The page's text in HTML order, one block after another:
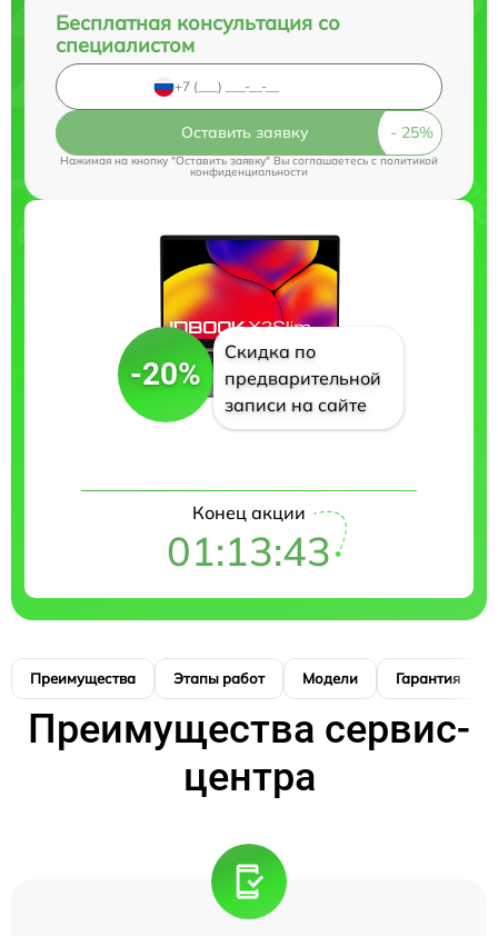
Бесплатная консультация со
специалистом
Оставить заявку
Нажимая на кнопку "Оставить заявку" Вы соглашаетесь cполитикой
конфиденциальности
-20%
Скидка по
предварительной
записи на сайте
Конец акции
01:13:42
Преимущества Этапы работ Модели Гарантия
Преимущества сервис-
центра